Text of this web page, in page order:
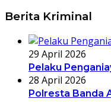
Berita Kriminal
29 April 2026
Pelaku
28 April 2026
Polresta Banda